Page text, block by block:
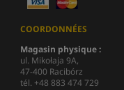
COORDONNÉES
Magasin physique :
ul. Mikołaja 9A,
47-400 Racibórz
tél. +48 883 474 729